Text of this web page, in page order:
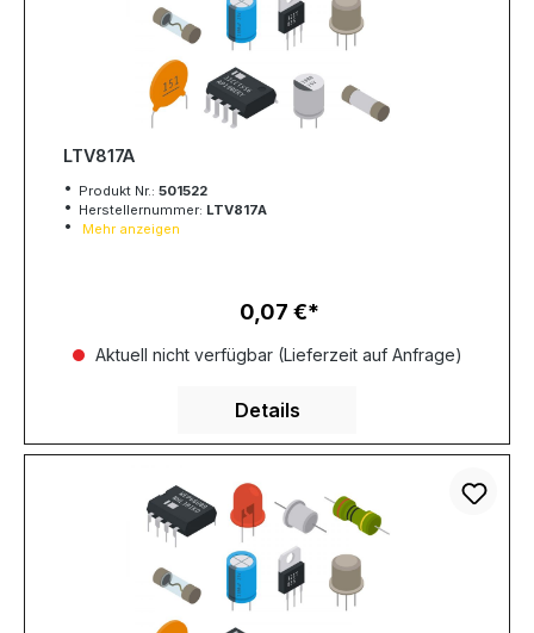
LTV817A
Produkt Nr.: 501522
Herstellernummer: LTV817A
Mehr anzeigen
Regulärer Preis:
0,07 €
Aktuell nicht verfügbar (Lieferzeit auf Anfrage)
Details